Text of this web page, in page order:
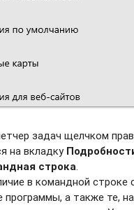
задач щелчком
на вкладку
строка
в командной строке
а также те,